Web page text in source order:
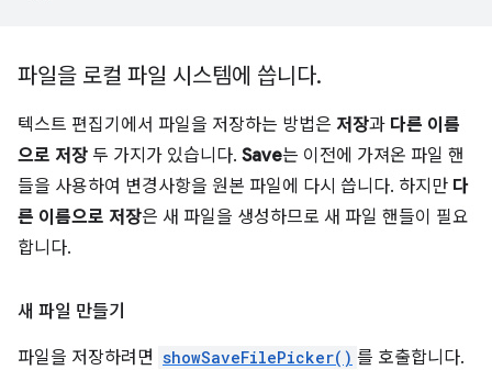
파일을 로컬 파일 시스템에 씁니다.
텍스트 편집기에서 파일을 저장하는 방법은 저장과 다른 이름
으로 저장 두 가지가 있습니다. Save는 이전에 가져온 파일 핸
들을 사용하여 변경사항을 원본 파일에 다시 씁니다. 하지만 다
른 이름으로 저장은 새 파일을 생성하므로 새 파일 핸들이 필요
합니다.
새 파일 만들기
파일을 저장하려면 showSaveFilePicker() 를 호출합니다.